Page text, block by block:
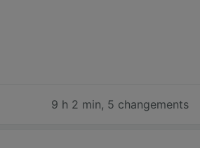
9 h 2 min, 5 changements